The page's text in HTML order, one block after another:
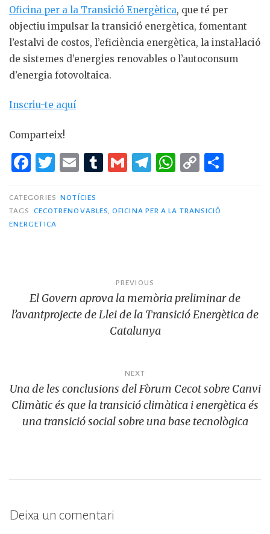
Oficina per a la Transició Energètica, que té per
objectiu impulsar la transició energètica, fomentant
l’estalvi de costos, l’eficiència energètica, la instal·lació
de sistemes d’energies renovables o l’autoconsum
d’energia fotovoltaica.
Inscriu-te aquí
Comparteix!
F
c
e
k
T
it
te
E
ai
l
T
bl
G
l
T
g
W
s
C
y
CATEGORIES NOTÍCIES
TAGS
CECOTRENOVABLES,OFICINA PER A LA TRANSICIÓ
ENERGETICA
d'entrades
PREVIOUS
El Govern aprova la memòria preliminar de
l’avantprojecte de Llei de la Transició Energètica de
Catalunya
NEXT
Una de les conclusions del Fòrum Cecot sobre Canvi
Climàtic és que la transició climàtica i energètica és
una transició social sobre una base tecnològica
Deixa un comentari